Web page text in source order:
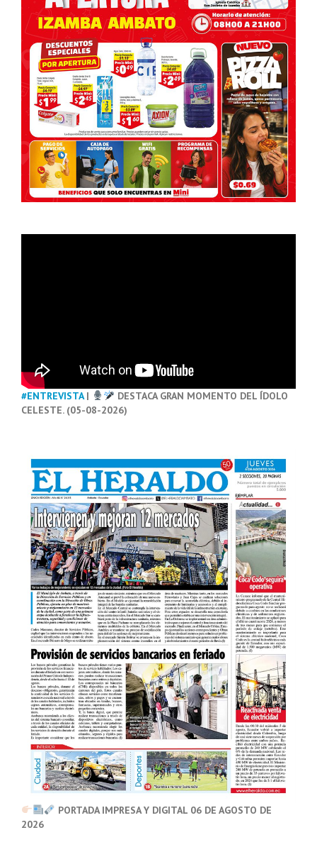
#ENTREVISTA|
DESTACA GRAN MOMENTO DEL ÍDOLO
CELESTE. (05-08-2026)
PORTADA IMPRESA Y DIGITAL 06 DE AGOSTO DE
2026